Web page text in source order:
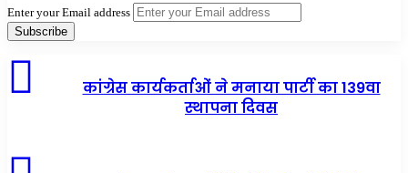
Enter your Email address
कांग्रेस कार्यकर्ताओं ने मनाया पार्टी का 139वा
स्थापना दिवस